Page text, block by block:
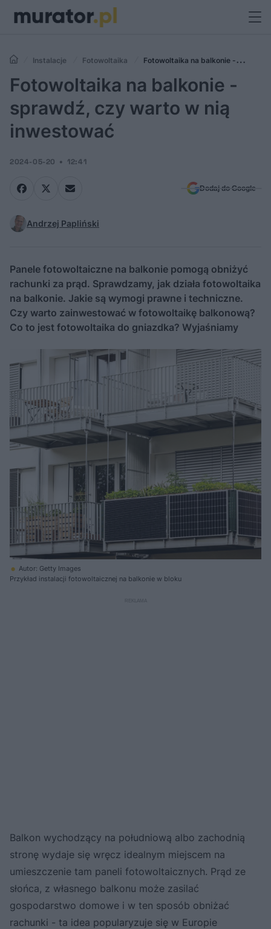
Instalacje Fotowoltaika
Fotowoltaika na balkonie -
sprawdź, czy warto w nią inwestować
Fotowoltaika na balkonie -
sprawdź, czy warto w nią
inwestować
2024-05-20 12:41
Dodaj do Google
Andrzej Papliński
Panele fotowoltaiczne na balkonie pomogą obniżyć
rachunki za prąd. Sprawdzamy, jak działa fotowoltaika
na balkonie. Jakie są wymogi prawne i techniczne.
Czy warto zainwestować w fotowoltaikę balkonową?
Co to jest fotowoltaika do gniazdka? Wyjaśniamy
Autor: Getty Images
Przykład instalacji fotowoltaicznej na balkonie w bloku
Balkon wychodzący na południową albo zachodnią
stronę wydaje się wręcz idealnym miejscem na
umieszczenie tam paneli fotowoltaicznych. Prąd ze
słońca, z własnego balkonu może zasilać
gospodarstwo domowe i w ten sposób obniżać
rachunki - ta idea popularyzuje się w Europie